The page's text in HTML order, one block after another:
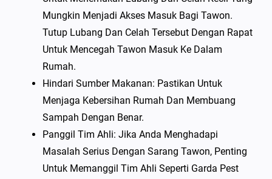
Mungkin Menjadi Akses Masuk Bagi Tawon.
Tutup Lubang Dan Celah Tersebut Dengan Rapat
Untuk Mencegah Tawon Masuk Ke Dalam
Rumah.
Hindari Sumber Makanan: Pastikan Untuk
Menjaga Kebersihan Rumah Dan Membuang
Sampah Dengan Benar.
Panggil Tim Ahli: Jika Anda Menghadapi
Masalah Serius Dengan Sarang Tawon, Penting
Untuk Memanggil Tim Ahli Seperti Garda Pest